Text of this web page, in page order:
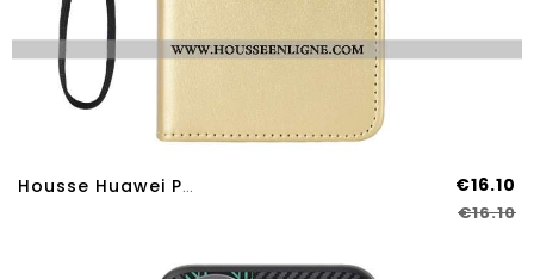
Housse Huawei Pura 80 Pro Simili Cuir Flashy €16.10
€16.10